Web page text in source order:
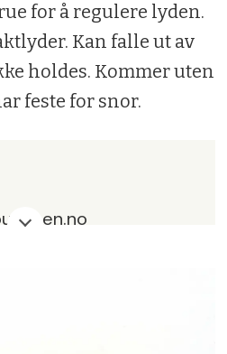
for å regulere lyden.
Kan falle ut av
holdes. Kommer uten
feste for snor.